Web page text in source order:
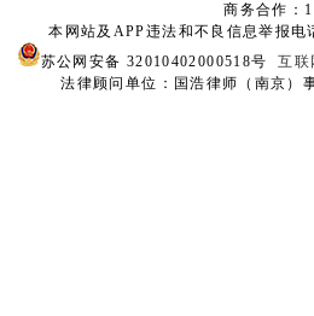
商务合作：
本网站及APP违法和不良信息举报
苏公网安备 32010402000518号互联
法律顾问单位：国浩律师（南京）